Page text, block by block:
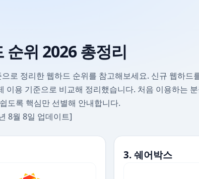
순위 2026 총정리
로 정리한 웹하드 순위를 참고해보세요. 신규 웹하드
이용 기준으로 비교해 정리했습니다. 처음 이용하는
도록 핵심만 선별해 안내합니다.
8월 8일 업데이트]
3. 쉐어박스